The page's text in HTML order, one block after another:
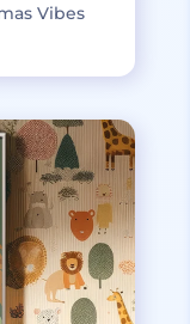
Vibes